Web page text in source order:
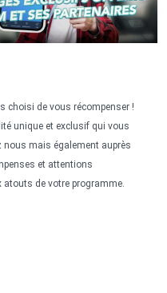
choisi de vous récompenser !
unique et exclusif qui vous
nous mais également auprès
et attentions
atouts de votre programme.